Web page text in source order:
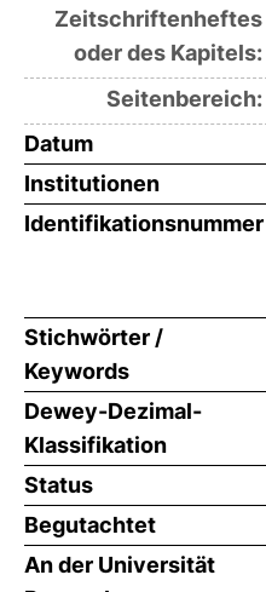
Zeitschriftenheftes
oder des Kapitels:
Seitenbereich:
Datum
Institutionen
Identifikationsnummer
Stichwörter /
Keywords
Dewey-Dezimal-
Klassifikation
Status
Begutachtet
An der Universität